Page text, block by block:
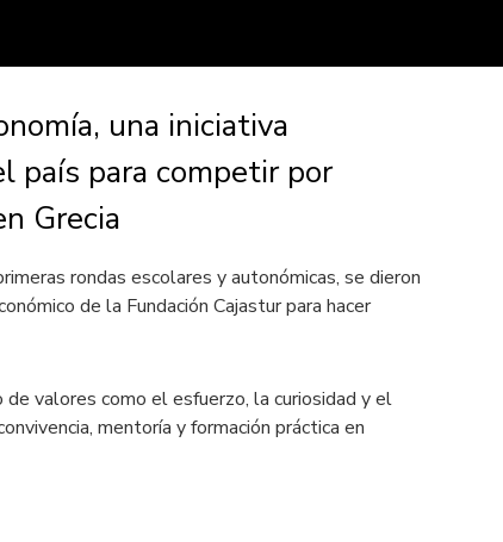
una iniciativa
país para competir por
Grecia
rondas escolares y autonómicas, se dieron
de la Fundación Cajastur para hacer
valores como el esfuerzo, la curiosidad y el
mentoría y formación práctica en